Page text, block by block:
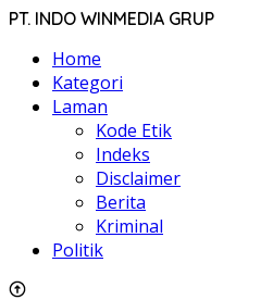
PT. INDO WINMEDIA GRUP
Home
Kategori
Laman
Kode Etik
Indeks
Disclaimer
Berita
Kriminal
Politik